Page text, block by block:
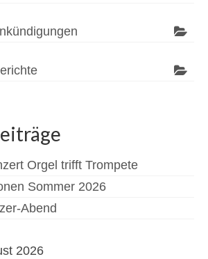
Orgel trifft Trompete
Sommer 2026
Abend
2026